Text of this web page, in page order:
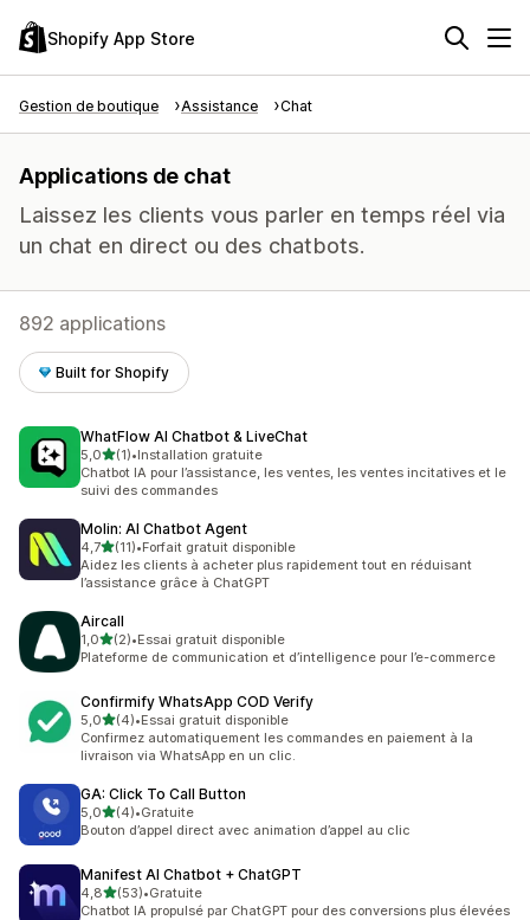
Shopify App Store
Gestion de boutique Assistance Chat
Applications de chat
Laissez les clients vous parler en temps réel via
un chat en direct ou des chatbots.
892 applications
Built for Shopify
WhatFlow AI Chatbot & LiveChat
5,0étoile(s) sur 5
(1)
1 avis au total
•Installation gratuite
Chatbot IA pour l’assistance, les ventes, les ventes incitatives et le
suivi des commandes
Molin: AI Chatbot Agent
4,7étoile(s) sur 5
(11)
11 avis au total
•Forfait gratuit disponible
Aidez les clients à acheter plus rapidement tout en réduisant
l’assistance grâce à ChatGPT
Aircall
1,0étoile(s) sur 5
(2)
2 avis au total
•Essai gratuit disponible
Plateforme de communication et d’intelligence pour l’e-commerce
Confirmify WhatsApp COD Verify
5,0étoile(s) sur 5
(4)
4 avis au total
•Essai gratuit disponible
Confirmez automatiquement les commandes en paiement à la
livraison via WhatsApp en un clic.
GA: Click To Call Button
5,0étoile(s) sur 5
(4)
4 avis au total
•Gratuite
Bouton d’appel direct avec animation d’appel au clic
Manifest AI Chatbot + ChatGPT
4,8étoile(s) sur 5
(53)
53 avis au total
•Gratuite
Chatbot IA propulsé par ChatGPT pour des conversions plus élevées